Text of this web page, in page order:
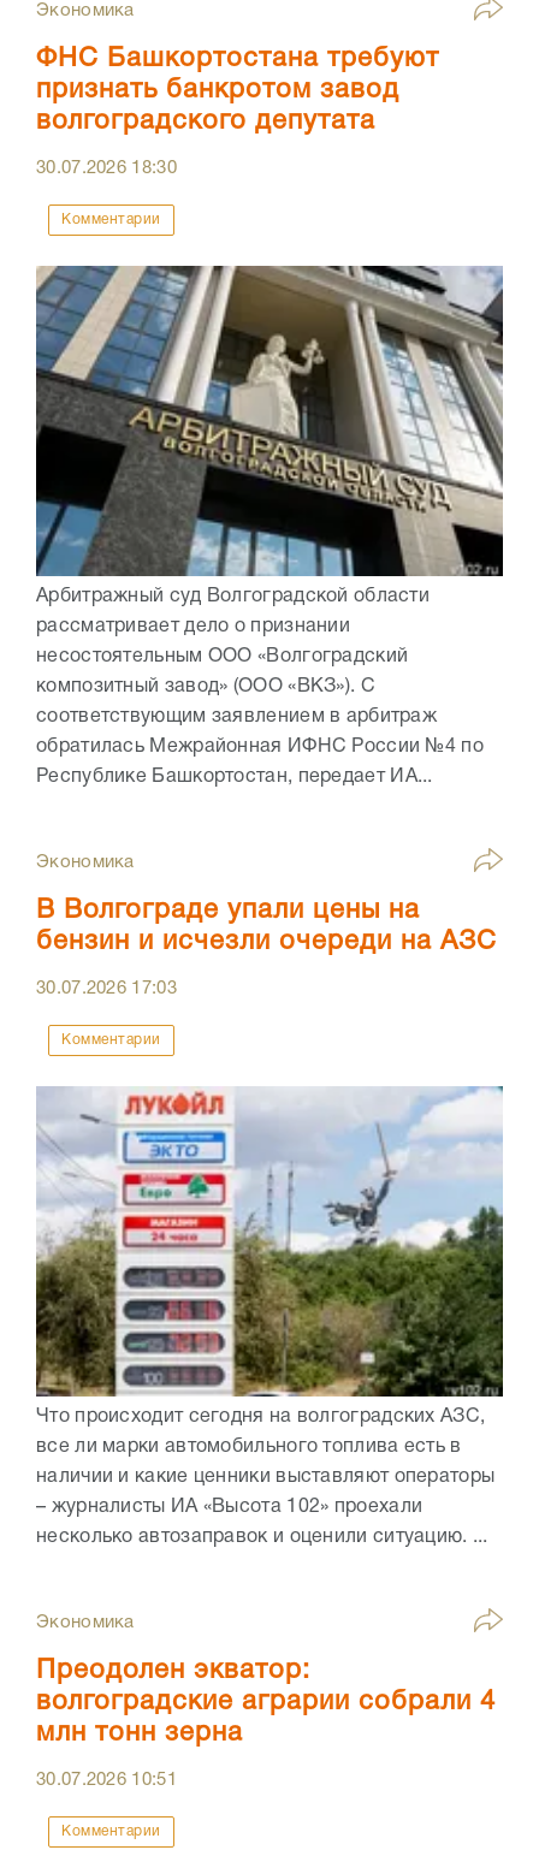
Экономика
ФНС Башкортостана требуют
признать банкротом завод
волгоградского депутата
30.07.2026 18:30
Комментарии
Арбитражный суд Волгоградской области
рассматривает дело о признании
несостоятельным ООО «Волгоградский
композитный завод» (ООО «ВКЗ»). С
соответствующим заявлением в арбитраж
обратилась Межрайонная ИФНС России №4 по
Республике Башкортостан, передает ИА...
Экономика
В Волгограде упали цены на
бензин и исчезли очереди на АЗС
30.07.2026 17:03
Комментарии
Что происходит сегодня на волгоградских АЗС,
все ли марки автомобильного топлива есть в
наличии и какие ценники выставляют операторы
– журналисты ИА «Высота 102» проехали
несколько автозаправок и оценили ситуацию. ...
Экономика
Преодолен экватор:
волгоградские аграрии собрали 4
млн тонн зерна
30.07.2026 10:51
Комментарии